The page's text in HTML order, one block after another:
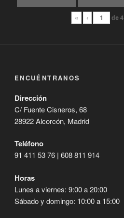
« ‹ de4
ENCUÉNTRANOS
Dirección
C/ Fuente Cisneros, 68
28922 Alcorcón, Madrid
Teléfono
91 411 53 76 | 608 811 914
Horas
Lunes a viernes: 9:00 a 20:00
Sábado y domingo: 10:00 a 15:00